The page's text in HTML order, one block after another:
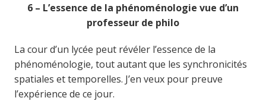
6 – L’essence de la phénoménologie vue d’un
professeur de philo
La cour d’un lycée peut révéler l’essence de la
phénoménologie, tout autant que les synchronicités
spatiales et temporelles. J’en veux pour preuve
l’expérience de ce jour.